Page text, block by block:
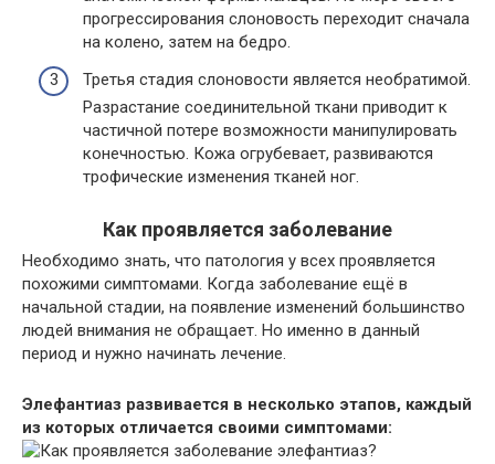
прогрессирования слоновость переходит сначала
на колено, затем на бедро.
Третья стадия слоновости является необратимой.
Разрастание соединительной ткани приводит к
частичной потере возможности манипулировать
конечностью. Кожа огрубевает, развиваются
трофические изменения тканей ног.
Как проявляется заболевание
Необходимо знать, что патология у всех проявляется
похожими симптомами. Когда заболевание ещё в
начальной стадии, на появление изменений большинство
людей внимания не обращает. Но именно в данный
период и нужно начинать лечение.
Элефантиаз развивается в несколько этапов, каждый
из которых отличается своими симптомами: